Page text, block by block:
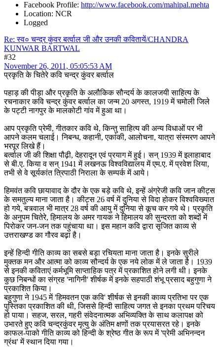
Facebook Profile: http://www.facebook.com/mahipal.mehta
Location: NCR
Logged
Re: स्व० चन्द्र कुंवर बर्त्वाल जी और उनकी कवितायें/CHANDRA
KUNWAR BARTWAL
#32
November 26, 2011, 05:05:53 AM
प्रकृति के चितेरे कवि चन्द्र कुंवर बर्त्वाल
पहाड़ की पीड़ा और प्रकृति के अलौकिक सौन्दर्य के कालजयी साहित्य के
रचनाकार कवि चन्द्र कुंवर बर्त्वाल का जन्म 20 अगस्त, 1919 में चमोली जिले
के पट्टी नागपुर के मालकोटी गांव में हुआ था।
आप प्रकृति प्रेमी, गीतकार कवि थे, किन्तु साहित्य की अन्य विधाओं पर भी
आपने कलम चलाई। निबन्ध, कहानी, एकांकी, आलोचना, यात्रा संस्मरण आपने
भरपूर लिखे हैं।
बर्त्वाल जी की शिक्षा पौढ़ी, देहरादून एवं प्रयाग में हुई। सन् 1939 में इलाहाबाद
से बी.ए. किया व सन् 1941 में लखनऊ विश्वविद्यालय में एम.ए. में प्रवेश लिया,
तभी से वे सूर्यकांत त्रिपाठी निराला के सम्पर्क में आये।
हिमवंत कवि छायावाद के दौर के एक बड़े कवि थे, इन्हें अंग्रेजी कवि जान कीट्स
के समतुल्य माना जाता है। कीट्स 26 वर्ष में दुनिया से विदा होकर विश्वविख्यात
हो गये, बत्र्वाल भी मात्र 28 वर्ष की आयु में दुनिया से कूच कर गये थे। प्रकृति
के अनुपम चितेरे, हिमालय के अमर गायक ने हिमालय की सुन्दरता को शब्दों में
पिरोकर जन-जन तक पहुंचाया था। इस महान कवि द्वारा सृजित काव्य से
उत्तराखण्ड का गौरव बढ़ा है।
इन्हें हिन्दी गीति काव्य का सबसे बड़ा रचियता माना जाता है। इनके सुरीले
मुक्तक मन और आत्मा को काव्य सौन्दर्य के एक नये लोक में ले जाता है। 1939
से इनकी कविताएं कर्मभूमि साप्ताहिक पत्र में प्रकाशित होने लगी थी। इनके
कुछ निबन्धों का संग्रह 'नागिनी' शीर्षक में इनके सहपाठी शंभू प्रसाद बहुगुणा ने
प्रकाशित किया।
बहुगुणा ने 1945 में 'हिमवतन एक कवि' शीर्षक से इनकी काव्य प्रतिभा पर एक
पुस्तिका प्रकाशित की थी, जिससे हिन्दी साहित्य जगत से इनका प्रथम परिचय
हो पाया। सहज, सरल, गहरी संवेदनात्मक अभिव्यक्ति के साथ कलापक्ष को
उभारते हुए कवि चन्द्रकुंवर मृत्यु के अंतिम क्षणों तक प्रयासरत रहे। इनके
काफल-पाको गीति काव्य को हिन्दी के श्रेष्ठ गीत के रूप में 'प्रेमी अभिनन्दन
ग्रंथ' में स्थान दिया गया।